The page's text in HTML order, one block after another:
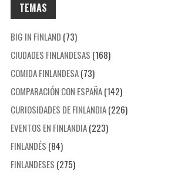
TEMAS
BIG IN FINLAND (73)
CIUDADES FINLANDESAS (168)
COMIDA FINLANDESA(73)
COMPARACIÓN CON ESPAÑA(142)
CURIOSIDADES DE FINLANDIA(226)
EVENTOS EN FINLANDIA(223)
FINLANDÉS (84)
FINLANDESES (275)